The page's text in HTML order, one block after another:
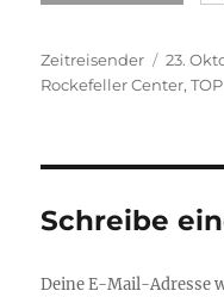
Autor
Zeitreisender
am
23.
Rockefeller Center,
Schreibe
Deine E-Mail-Adresse